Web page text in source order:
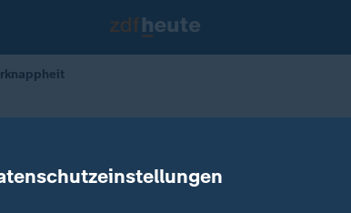
gegen